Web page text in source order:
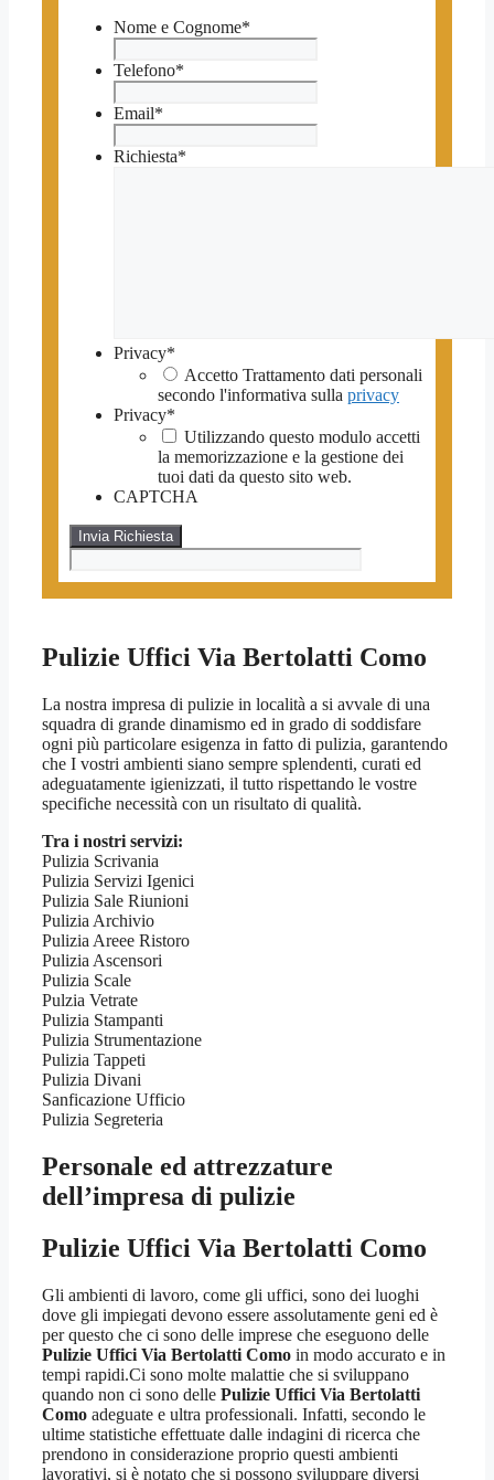
Nome e Cognome*
Telefono*
Email*
Richiesta*
Privacy*
Accetto Trattamento dati personali
secondo l'informativa sulla privacy
Privacy*
Utilizzando questo modulo accetti
la memorizzazione e la gestione dei
tuoi dati da questo sito web.
CAPTCHA
Pulizie Uffici Via Bertolatti Como
La nostra impresa di pulizie in località a si avvale di una
squadra di grande dinamismo ed in grado di soddisfare
ogni più particolare esigenza in fatto di pulizia, garantendo
che I vostri ambienti siano sempre splendenti, curati ed
adeguatamente igienizzati, il tutto rispettando le vostre
specifiche necessità con un risultato di qualità.
Tra i nostri servizi:
Pulizia Scrivania
Pulizia Servizi Igenici
Pulizia Sale Riunioni
Pulizia Archivio
Pulizia Areee Ristoro
Pulizia Ascensori
Pulizia Scale
Pulzia Vetrate
Pulizia Stampanti
Pulizia Strumentazione
Pulizia Tappeti
Pulizia Divani
Sanficazione Ufficio
Pulizia Segreteria
Personale ed attrezzature
dell’impresa di pulizie
Pulizie Uffici Via Bertolatti Como
Gli ambienti di lavoro, come gli uffici, sono dei luoghi
dove gli impiegati devono essere assolutamente geni ed è
per questo che ci sono delle imprese che eseguono delle
Pulizie Uffici Via Bertolatti Como in modo accurato e in
tempi rapidi.Ci sono molte malattie che si sviluppano
quando non ci sono delle Pulizie Uffici Via Bertolatti
Como adeguate e ultra professionali. Infatti, secondo le
ultime statistiche effettuate dalle indagini di ricerca che
prendono in considerazione proprio questi ambienti
lavorativi, si è notato che si possono sviluppare diversi